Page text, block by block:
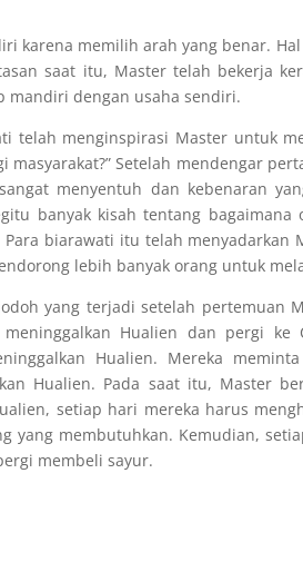
karena memilih arah yang benar.
saat itu, Master telah bekerja
mandiri dengan usaha sendiri.
telah menginspirasi Master untuk
masyarakat?” Setelah mendengar
menyentuh dan kebenaran
banyak kisah tentang bagaimana
biarawati itu telah menyadarkan
lebih banyak orang untuk
yang terjadi setelah pertemuan
Hualien dan pergi ke
Hualien. Mereka
Hualien. Pada saat itu, Master
setiap hari mereka harus
yang membutuhkan. Kemudian,
membeli sayur.